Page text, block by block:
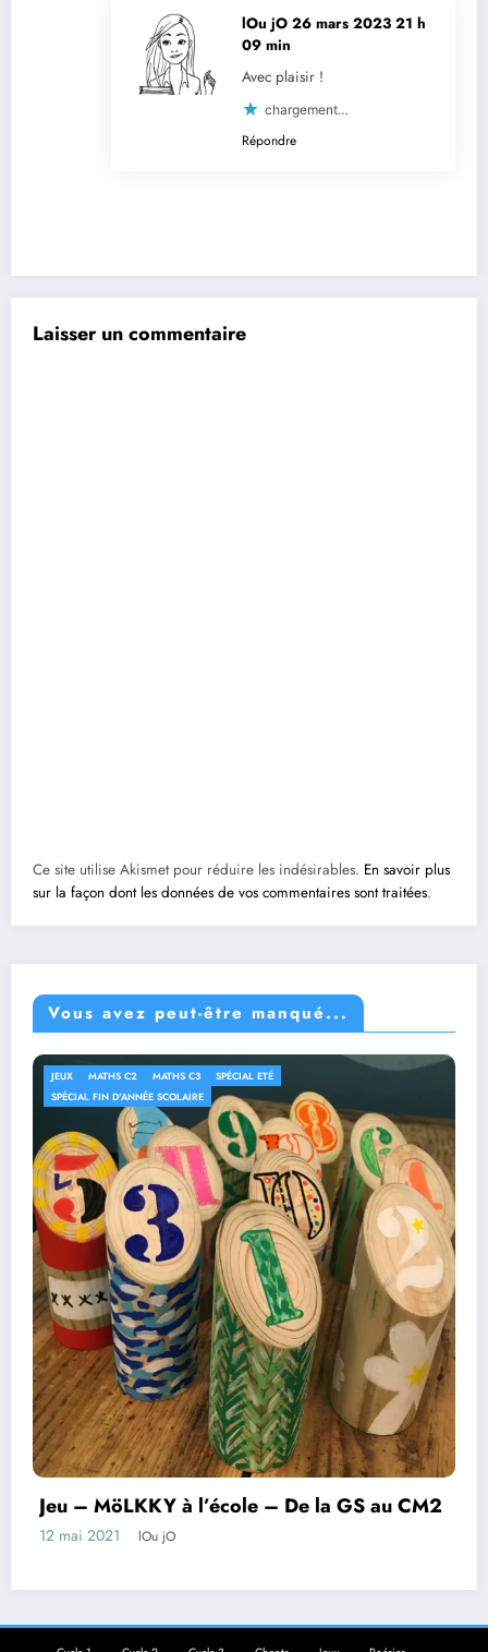
lOu jO 26 mars 2023 21 h
09 min
Avec plaisir !
chargement…
Répondre
Laisser un commentaire
Ce site utilise Akismet pour réduire les indésirables. En savoir plus
sur la façon dont les données de vos commentaires sont traitées.
Vous avez peut-être manqué...
JEUX MATHS C2 MATHS C3
SPÉCIAL ETÉ
SPÉCIAL FIN D'ANNÉE SCOLAIRE
Jeu – MöLKKY à l’école – De la GS au CM2
12 mai 2021 lOu jO